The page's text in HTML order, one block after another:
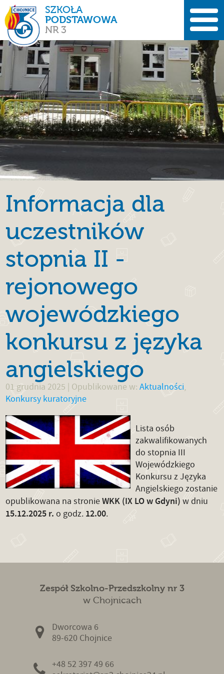
SZKOŁA
PODSTAWOWA
NR 3
Informacja dla
uczestników
stopnia II -
rejonowego
wojewódzkiego
konkursu z języka
angielskiego
01 grudnia 2025 | Opublikowane w:Aktualności,
Konkursy kuratoryjne
Lista osób
zakwalifikowanych
do stopnia III
Wojewódzkiego
Konkursu z Języka
Angielskiego zostanie
opublikowana na stronieWKK (IX LO w Gdyni) w dniu
15.12.2025 r. o godz. 12.00.
Zespół Szkolno-Przedszkolny nr 3
w Chojnicach
Dworcowa 6
89-620 Chojnice
+48 52 397 49 66